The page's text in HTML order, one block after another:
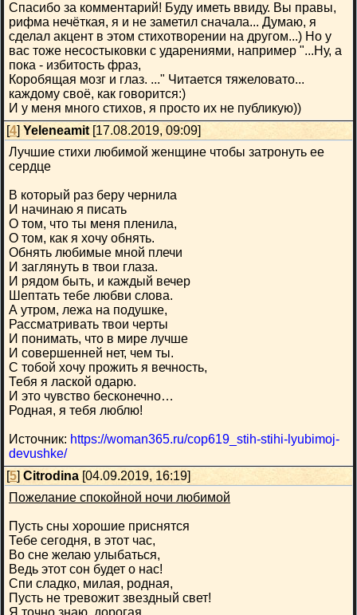
Спасибо за комментарий! Буду иметь ввиду. Вы правы,
рифма нечёткая, я и не заметил сначала... Думаю, я
сделал акцент в этом стихотворении на другом...) Но у
вас тоже несостыковки с ударениями, например "...Ну, а
пока - избитость фраз,
Коробящая мозг и глаз. ..." Читается тяжеловато...
каждому своё, как говорится:)
И у меня много стихов, я просто их не публикую))
[4] Yeleneamit[17.08.2019, 09:09]
Лучшие стихи любимой женщине чтобы затронуть ее
сердце
В который раз беру чернила
И начинаю я писать
О том, что ты меня пленила,
О том, как я хочу обнять.
Обнять любимые мной плечи
И заглянуть в твои глаза.
И рядом быть, и каждый вечер
Шептать тебе любви слова.
А утром, лежа на подушке,
Рассматривать твои черты
И понимать, что в мире лучше
И совершенней нет, чем ты.
С тобой хочу прожить я вечность,
Тебя я лаской одарю.
И это чувство бесконечно…
Родная, я тебя люблю!
Источник: https://woman365.ru/cop619_stih-stihi-lyubimoj-
devushke/
[5] Citrodina [04.09.2019, 16:19]
Пожелание спокойной ночи любимой
Пусть сны хорошие приснятся
Тебе сегодня, в этот час,
Во сне желаю улыбаться,
Ведь этот сон будет о нас!
Спи сладко, милая, родная,
Пусть не тревожит звездный свет!
Я точно знаю, дорогая,